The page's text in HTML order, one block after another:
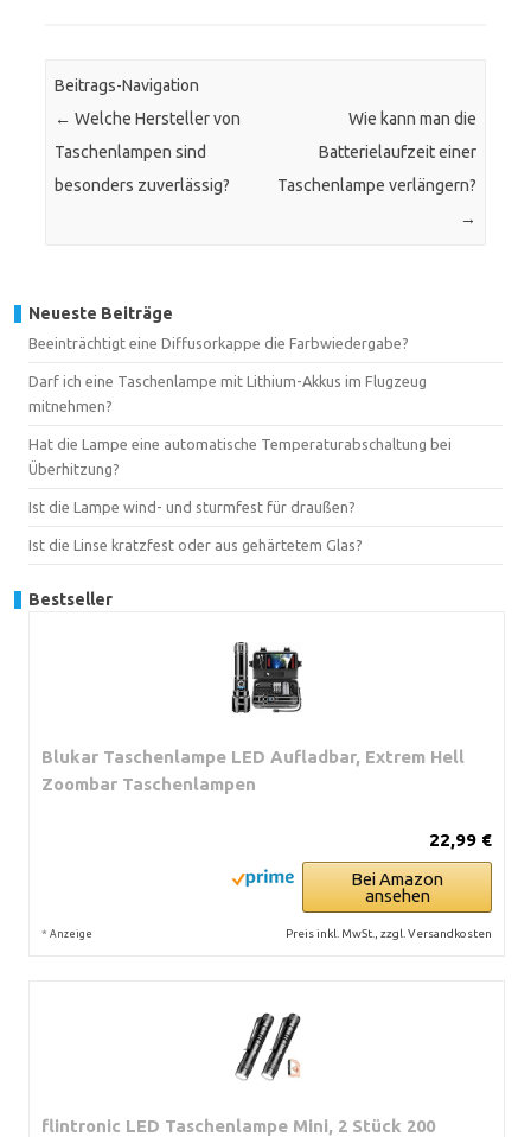
Beitrags-Navigation
← Welche Hersteller von
Taschenlampen sind
besonders zuverlässig?
Wie kann man die
Batterielaufzeit einer
Taschenlampe verlängern?
→
Neueste Beiträge
Beeinträchtigt eine Diffusorkappe die Farbwiedergabe?
Darf ich eine Taschenlampe mit Lithium-Akkus im Flugzeug
mitnehmen?
Hat die Lampe eine automatische Temperaturabschaltung bei
Überhitzung?
Ist die Lampe wind- und sturmfest für draußen?
Ist die Linse kratzfest oder aus gehärtetem Glas?
Bestseller
Blukar Taschenlampe LED Aufladbar, Extrem Hell
Zoombar Taschenlampen
22,99 €
Bei Amazon
ansehen
* Anzeige Preis inkl. MwSt., zzgl. Versandkosten
flintronic LED Taschenlampe Mini, 2 Stück 200